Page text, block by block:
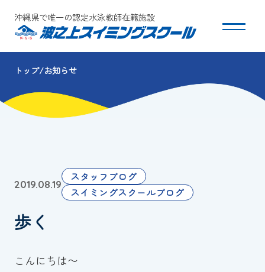
沖縄県で唯一の認定水泳教師在籍施設
スクールについて
コース・クラス紹介
団体会員募集
保護者の方へ
採用情報
トップ お知らせ
2019.08.19
スタッフブログ
スイミングスクールブログ
歩く
こんにちは〜